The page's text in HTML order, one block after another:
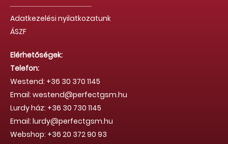
Adatkezelési nyilatkozatunk
ÁSZF
Elérhetőségek:
Telefon:
Westend: +36 30 370 1145
Email: westend@perfectgsm.hu
Lurdy ház: +36 30 730 1145
Email: lurdy@perfectgsm.hu
Webshop: +36 20 372 90 93